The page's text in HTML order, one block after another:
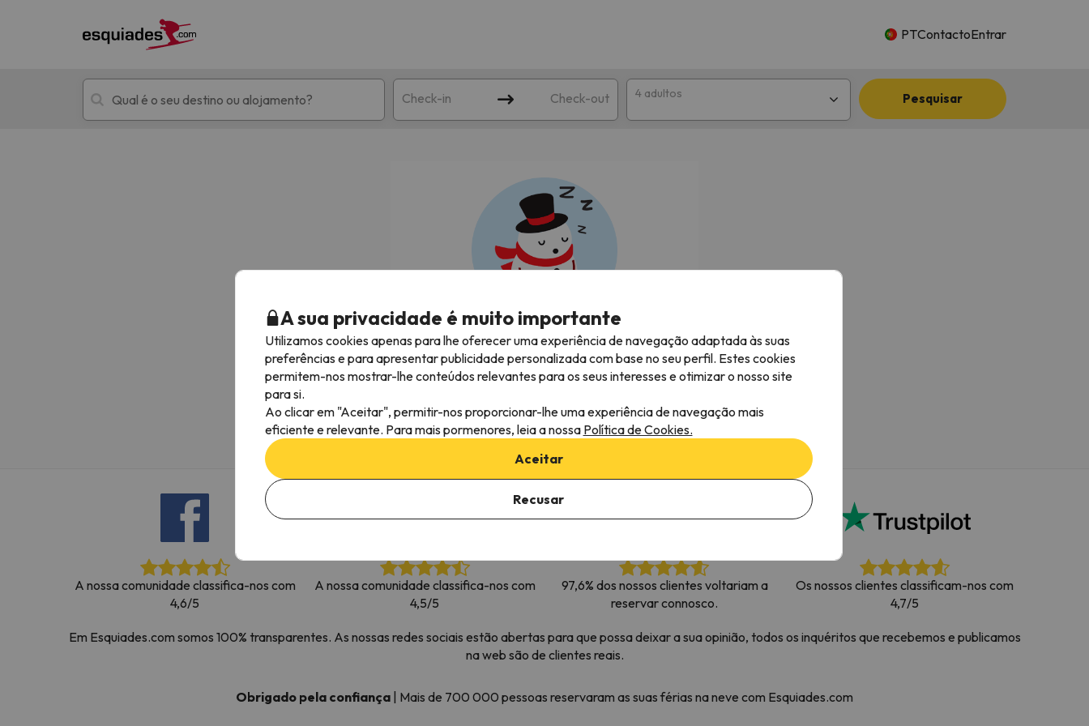
PTContactoEntrar
Check-in Check-out 4 adultos Pesquisar
Oops, não encontramos nenhum resultado que corresponda à sua pesquisa. Tente modificar o destino.
Bem, parece que o nosso Seeker perdeu o seu caminho. Assim que encontrar a sua bússola, estará de volta.
À procura das melhores férias na neve!
A nossa comunidade classifica-nos com
4,6/5
A nossa comunidade classifica-nos com
4,5/5
97,6% dos nossos clientes voltariam a
reservar connosco.
Os nossos clientes classificam-nos com
4,7/5
Em Esquiades.com somos 100% transparentes. As nossas redes sociais estão abertas para que possa deixar a sua opinião, todos os inquéritos que recebemos e publicamos
na web são de clientes reais.
Obrigado pela confiança Mais de 700 000 pessoas reservaram as suas férias na neve com Esquiades.com
A sua privacidade é muito importante
Utilizamos cookies apenas para lhe oferecer uma experiência de navegação adaptada às suas
preferências e para apresentar publicidade personalizada com base no seu perfil. Estes cookies
permitem-nos mostrar-lhe conteúdos relevantes para os seus interesses e otimizar o nosso site
para si.
Ao clicar em "Aceitar", permitir-nos proporcionar-lhe uma experiência de navegação mais
eficiente e relevante. Para mais pormenores, leia a nossa Política de Cookies.
Aceitar
Recusar